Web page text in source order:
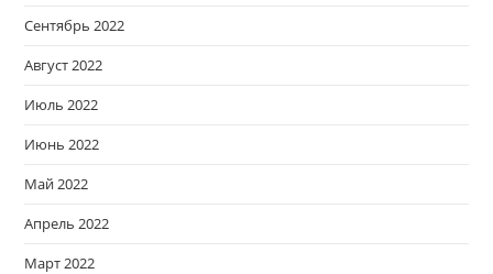
Сентябрь 2022
Август 2022
Июль 2022
Июнь 2022
Май 2022
Апрель 2022
Март 2022